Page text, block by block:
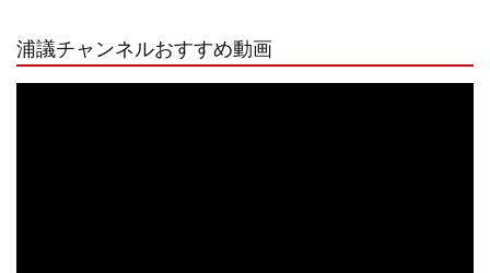
浦議チャンネルおすすめ動画